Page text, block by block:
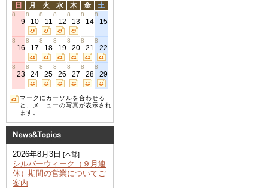
日 月 火 水 木 金 土
8
9
8
10
8
11
8
12
8
13
8
14
8
15
8
16
8
17
8
18
8
19
8
20
8
21
8
22
8
23
8
24
8
25
8
26
8
27
8
28
8
29
マークにカーソルを合わせる
と、メニューの写真が表示され
ます。
2026年8月3日 [本部]
シルバーウィーク（９月連
休）期間の営業についてご
案内